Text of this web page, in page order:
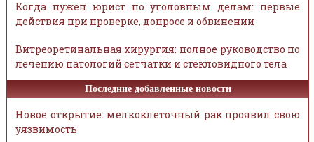
Когда нужен юрист по уголовным делам: первые
действия при проверке, допросе и обвинении
Витреоретинальная хирургия: полное руководство по
лечению патологий сетчатки и стекловидного тела
Последние добавленные новости
Новое открытие: мелкоклеточный рак проявил свою
уязвимость